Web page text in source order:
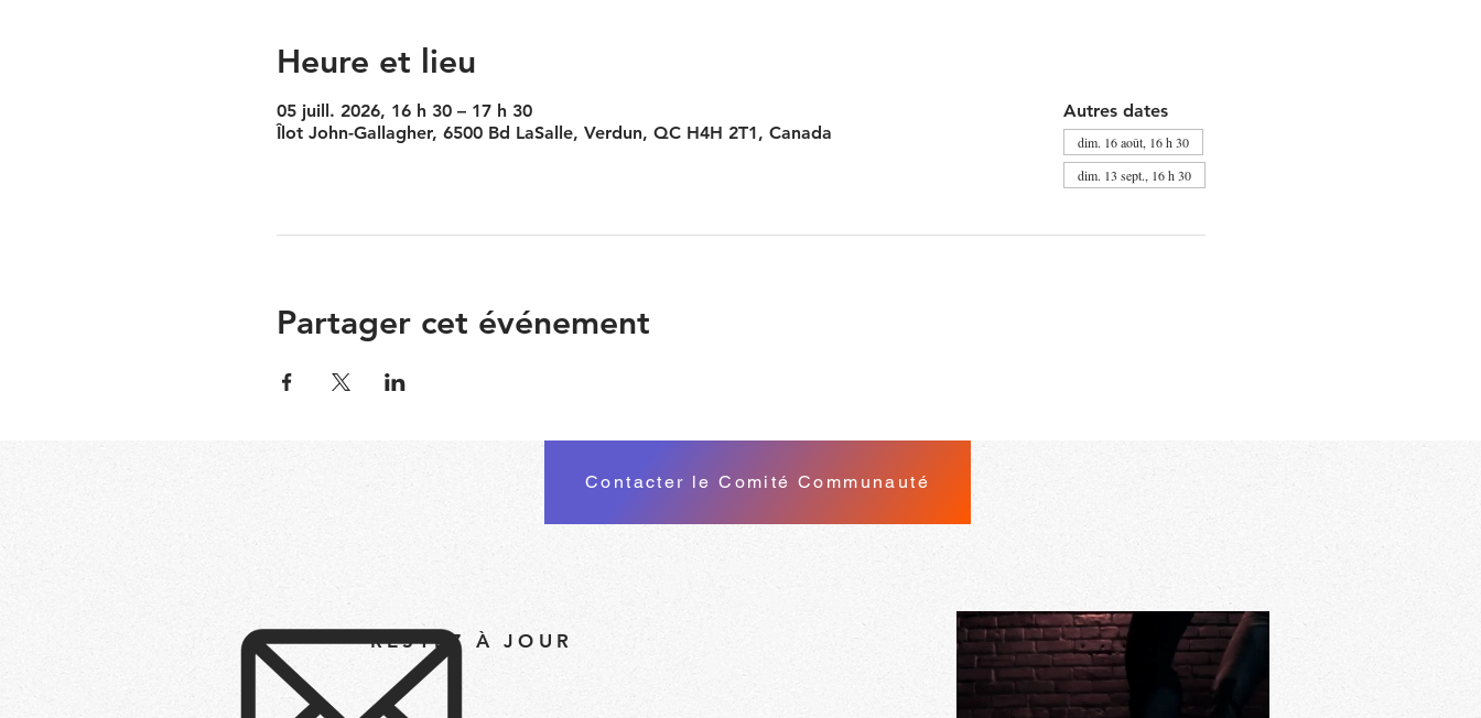
Heure et lieu
05 juill. 2026, 16 h 30 – 17 h 30
Îlot John-Gallagher, 6500 Bd LaSalle, Verdun, QC H4H 2T1, Canada
Autres dates
dim. 16 août, 16 h 30
dim. 13 sept., 16 h 30
Partager cet événement
Contacter le Comité Communauté
RESTEZ À JOUR